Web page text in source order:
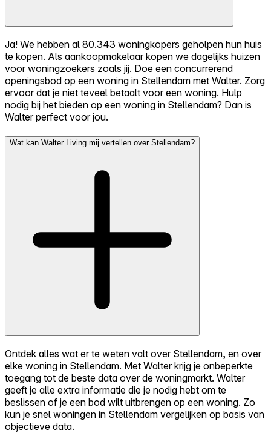
Ja! We hebben al 80.343 woningkopers geholpen hun huis
te kopen. Als aankoopmakelaar kopen we dagelijks huizen
voor woningzoekers zoals jij. Doe een concurrerend
openingsbod op een woning in Stellendam met Walter. Zorg
ervoor dat je niet teveel betaalt voor een woning. Hulp
nodig bij het bieden op een woning in Stellendam? Dan is
Walter perfect voor jou.
Wat kan Walter Living mij vertellen over Stellendam?
Ontdek alles wat er te weten valt over Stellendam, en over
elke woning in Stellendam. Met Walter krijg je onbeperkte
toegang tot de beste data over de woningmarkt. Walter
geeft je alle extra informatie die je nodig hebt om te
beslissen of je een bod wilt uitbrengen op een woning. Zo
kun je snel woningen in Stellendam vergelijken op basis van
objectieve data.